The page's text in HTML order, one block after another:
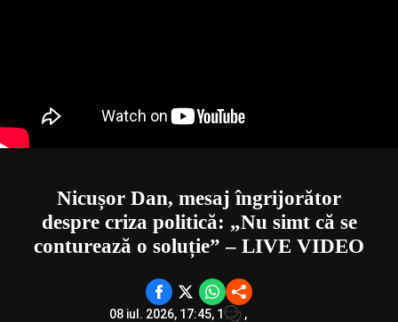
Nicușor Dan, mesaj îngrijorător
despre criza politică: „Nu simt că se
conturează o soluție” – LIVE VIDEO
08 iul. 2026, 17:45, 1
,